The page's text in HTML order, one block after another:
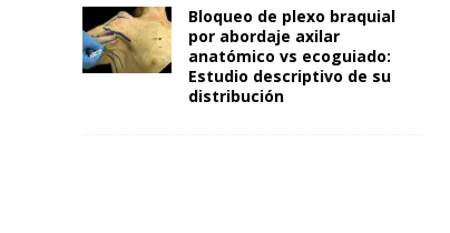
Bloqueo de plexo braquial
por abordaje axilar
anatómico vs ecoguiado:
Estudio descriptivo de su
distribución